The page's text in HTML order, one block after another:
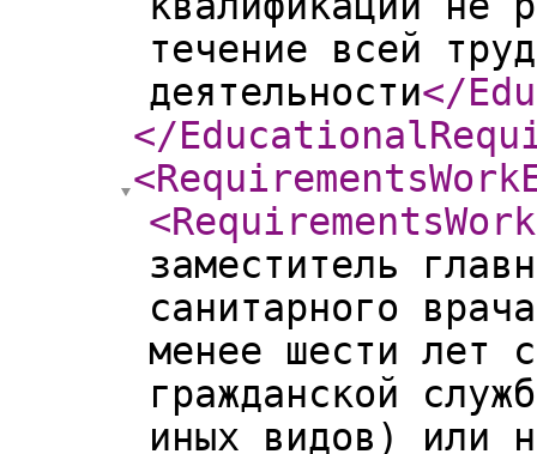
течение всей
деятельности</
</
заместитель
санитарного
менее шести лет
гражданской
иных видов) или